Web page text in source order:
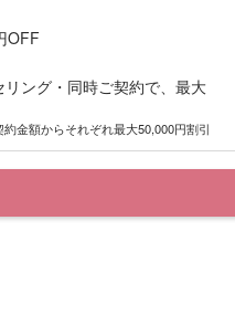
OFF
リング・同時ご契約で、最大
金額からそれぞれ最大50,000円割引